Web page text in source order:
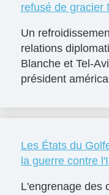
refusé de gracier
Un
relations
Blanche et Tel-
président
Les États du
la guerre contre
L'engrenage des